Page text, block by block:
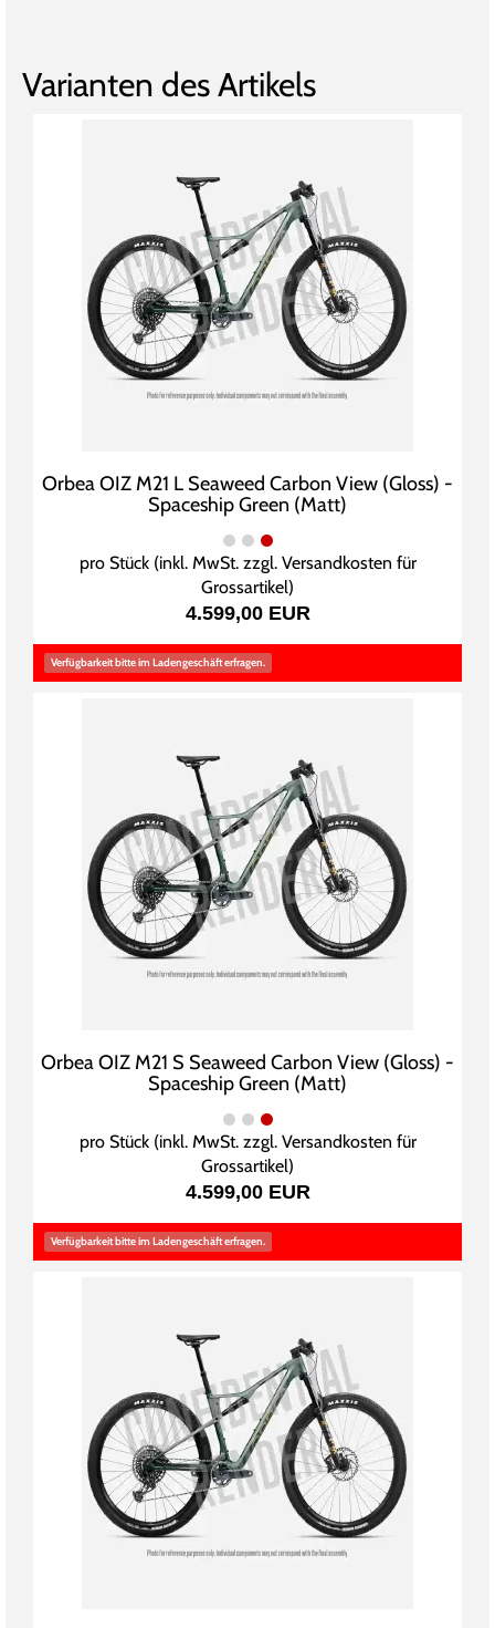
Varianten des Artikels
Orbea OIZ M21 L Seaweed Carbon View (Gloss) -
Spaceship Green (Matt)
pro Stück (inkl. MwSt. zzgl. Versandkosten für
Grossartikel)
4.599,00 EUR
Verfügbarkeit bitte im Ladengeschäft erfragen.
Orbea OIZ M21 S Seaweed Carbon View (Gloss) -
Spaceship Green (Matt)
pro Stück (inkl. MwSt. zzgl. Versandkosten für
Grossartikel)
4.599,00 EUR
Verfügbarkeit bitte im Ladengeschäft erfragen.